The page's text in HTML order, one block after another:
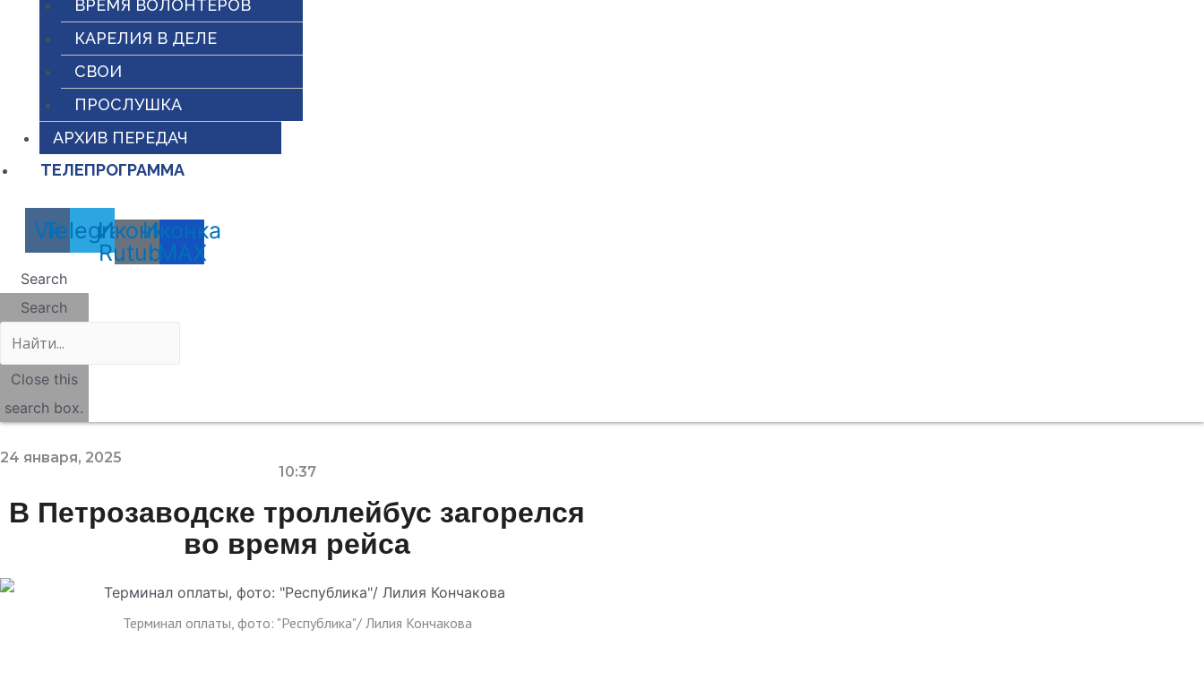
ВРЕМЯ ВОЛОНТЁРОВ
КАРЕЛИЯ В ДЕЛЕ
СВОИ
ПРОСЛУШКА
АРХИВ ПЕРЕДАЧ
ТЕЛЕПРОГРАММА
Vk
Telegram
Иконка
Rutube
Иконка
MAX
Search
Search
Close this
search box.
24 января, 2025
10:37
В Петрозаводске троллейбус загорелся
во время рейса
Терминал оплаты, фото: "Республика"/ Лилия Кончакова